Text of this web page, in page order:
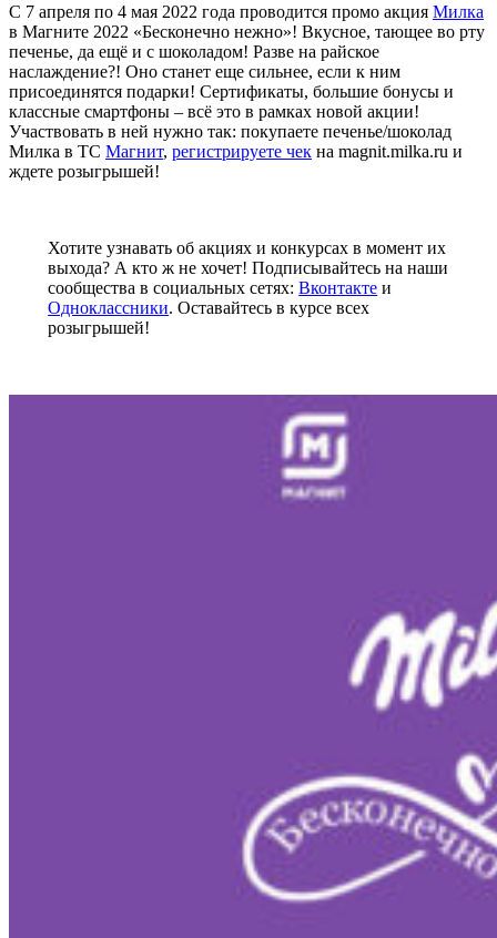
С 7 апреля по 4 мая 2022 года проводится промо акция Милка
в Магните 2022 «Бесконечно нежно»! Вкусное, тающее во рту
печенье, да ещё и с шоколадом! Разве на райское
наслаждение?! Оно станет еще сильнее, если к ним
присоединятся подарки! Сертификаты, большие бонусы и
классные смартфоны – всё это в рамках новой акции!
Участвовать в ней нужно так: покупаете печенье/шоколад
Милка в ТС Магнит, регистрируете чек на magnit.milka.ru и
ждете розыгрышей!
Хотите узнавать об акциях и конкурсах в момент их
выхода? А кто ж не хочет! Подписывайтесь на наши
сообщества в социальных сетях:Вконтакте и
Одноклассники. Оставайтесь в курсе всех
розыгрышей!